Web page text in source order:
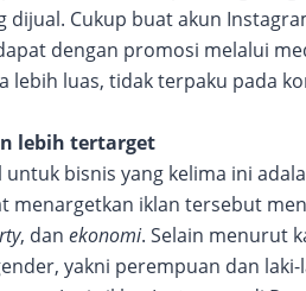
Cukup buat akun
dengan promosi melalui
lebih luas, tidak terpaku pada
lebih tertarget
bisnis yang kelima ini
menargetkan iklan tersebut
, dan ekonomi. Selain menurut
yakni perempuan dan